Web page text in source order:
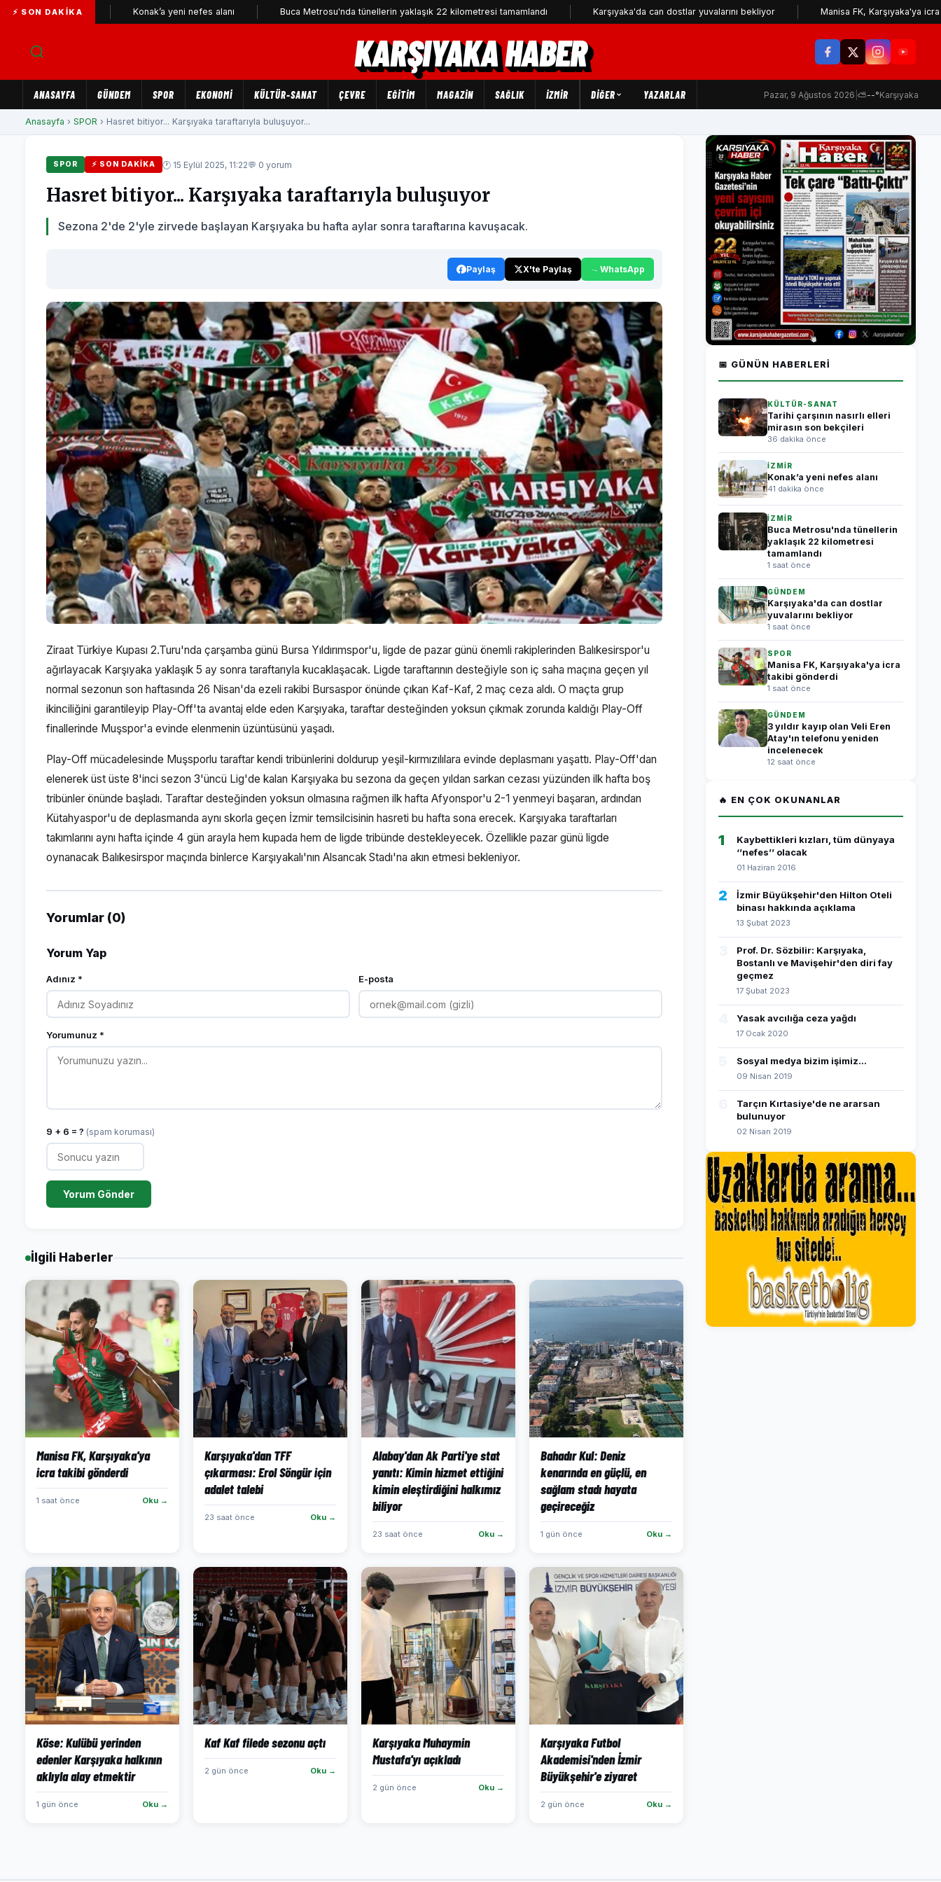
⚡ SON DAKIKA
bekçileri Konak’a yeni nefes alanı Buca Metrosu'nda tünellerin yaklaşık 22 kilometresi tamamlandı Karşıyaka'da can dostlar yuvalarını bekliyor Manisa FK, Karşıyaka'ya icra takibi
KARŞIYAKA HABER
ANASAYFA GÜNDEM SPOR EKONOMİ KÜLTÜR-SANAT ÇEVRE EĞİTİM MAGAZİN SAĞLIK İZMİR DIĞER YAZARLAR Pazar, 9 Ağustos 2026 ⛅--°Karşıyaka
Anasayfa › SPOR › Hasret bitiyor... Karşıyaka taraftarıyla buluşuyor...
SPOR ⚡ SON DAKIKA 🕐 15 Eylül 2025, 11:22💬 0 yorum
Hasret bitiyor... Karşıyaka taraftarıyla buluşuyor
Sezona 2'de 2'yle zirvede başlayan Karşıyaka bu hafta aylar sonra taraftarına kavuşacak.
Paylaş X'te Paylaş WhatsApp
Ziraat Türkiye Kupası 2.Turu'nda çarşamba günü Bursa Yıldırımspor'u, ligde de pazar günü önemli rakiplerinden Balıkesirspor'u
ağırlayacak Karşıyaka yaklaşık 5 ay sonra taraftarıyla kucaklaşacak. Ligde taraftarının desteğiyle son iç saha maçına geçen yıl
normal sezonun son haftasında 26 Nisan'da ezeli rakibi Bursaspor önünde çıkan Kaf-Kaf, 2 maç ceza aldı. O maçta grup
ikinciliğini garantileyip Play-Off'ta avantaj elde eden Karşıyaka, taraftar desteğinden yoksun çıkmak zorunda kaldığı Play-Off
finallerinde Muşspor'a evinde elenmenin üzüntüsünü yaşadı.
Play-Off mücadelesinde Muşsporlu taraftar kendi tribünlerini doldurup yeşil-kırmızılılara evinde deplasmanı yaşattı. Play-Off'dan
elenerek üst üste 8'inci sezon 3'üncü Lig'de kalan Karşıyaka bu sezona da geçen yıldan sarkan cezası yüzünden ilk hafta boş
tribünler önünde başladı. Taraftar desteğinden yoksun olmasına rağmen ilk hafta Afyonspor'u 2-1 yenmeyi başaran, ardından
Kütahyaspor'u de deplasmanda aynı skorla geçen İzmir temsilcisinin hasreti bu hafta sona erecek. Karşıyaka taraftarları
takımlarını aynı hafta içinde 4 gün arayla hem kupada hem de ligde tribünde destekleyecek. Özellikle pazar günü ligde
oynanacak Balıkesirspor maçında binlerce Karşıyakalı'nın Alsancak Stadı'na akın etmesi bekleniyor.
Yorumlar (0)
Yorum Yap
Adınız * E-posta
Yorumunuz *
9 + 6 = ? (spam koruması)
Yorum Gönder
İlgili Haberler
Manisa FK, Karşıyaka'ya
icra takibi gönderdi
1 saat önce Oku →
Karşıyaka'dan TFF
çıkarması: Erol Söngür için
adalet talebi
23 saat önce Oku →
Alabay'dan Ak Parti'ye stat
yanıtı: Kimin hizmet ettiğini
kimin eleştirdiğini halkımız
biliyor
23 saat önce Oku →
Bahadır Kul: Deniz
kenarında en güçlü, en
sağlam stadı hayata
geçireceğiz
1 gün önce Oku →
Köse: Kulübü yerinden
edenler Karşıyaka halkının
aklıyla alay etmektir
1 gün önce Oku →
Kaf Kaf filede sezonu açtı
2 gün önce Oku →
Karşıyaka Muhaymin
Mustafa'yı açıkladı
2 gün önce Oku →
Karşıyaka Futbol
Akademisi'nden İzmir
Büyükşehir'e ziyaret
2 gün önce Oku →
📅 GÜNÜN HABERLERI
KÜLTÜR-SANAT
Tarihi çarşının nasırlı elleri
mirasın son bekçileri
36 dakika önce
İZMİR
Konak’a yeni nefes alanı
41 dakika önce
İZMİR
Buca Metrosu'nda tünellerin
yaklaşık 22 kilometresi
tamamlandı
1 saat önce
GÜNDEM
Karşıyaka'da can dostlar
yuvalarını bekliyor
1 saat önce
SPOR
Manisa FK, Karşıyaka'ya icra
takibi gönderdi
1 saat önce
GÜNDEM
3 yıldır kayıp olan Veli Eren
Atay'ın telefonu yeniden
incelenecek
12 saat önce
🔥 EN ÇOK OKUNANLAR
1
Kaybettikleri kızları, tüm dünyaya
‘’nefes’’ olacak
01 Haziran 2016
2
İzmir Büyükşehir'den Hilton Oteli
binası hakkında açıklama
13 Şubat 2023
Prof. Dr. Sözbilir: Karşıyaka,
Bostanlı ve Mavişehir'den diri fay
geçmez
17 Şubat 2023
Yasak avcılığa ceza yağdı
17 Ocak 2020
Sosyal medya bizim işimiz...
09 Nisan 2019
Tarçın Kırtasiye'de ne ararsan
bulunuyor
02 Nisan 2019